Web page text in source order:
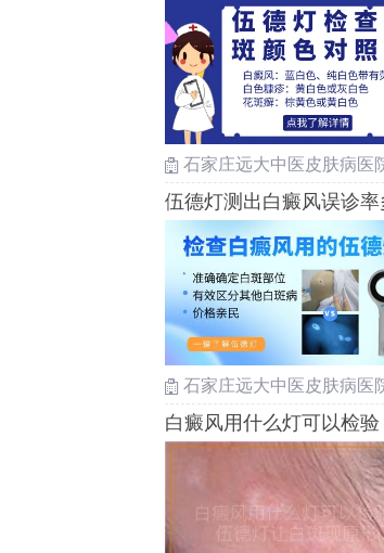
石家庄远大中医皮肤病医
伍德灯测出白癜风误诊率
石家庄远大中医皮肤病医
白癜风用什么灯可以检